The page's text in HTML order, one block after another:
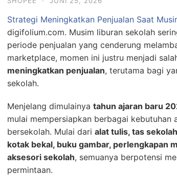
Strategi Meningkatkan Penjualan Saat
digifolium.com. Musim liburan sekolah
periode penjualan yang cenderung
marketplace, momen ini justru menjadi
meningkatkan penjualan, terutama bagi
sekolah.
Menjelang dimulainya tahun ajaran baru
mulai mempersiapkan berbagai kebutuhan
bersekolah. Mulai dari alat tulis, tas
kotak bekal, buku gambar, perlengkapan
aksesori sekolah, semuanya berpotensi
permintaan.